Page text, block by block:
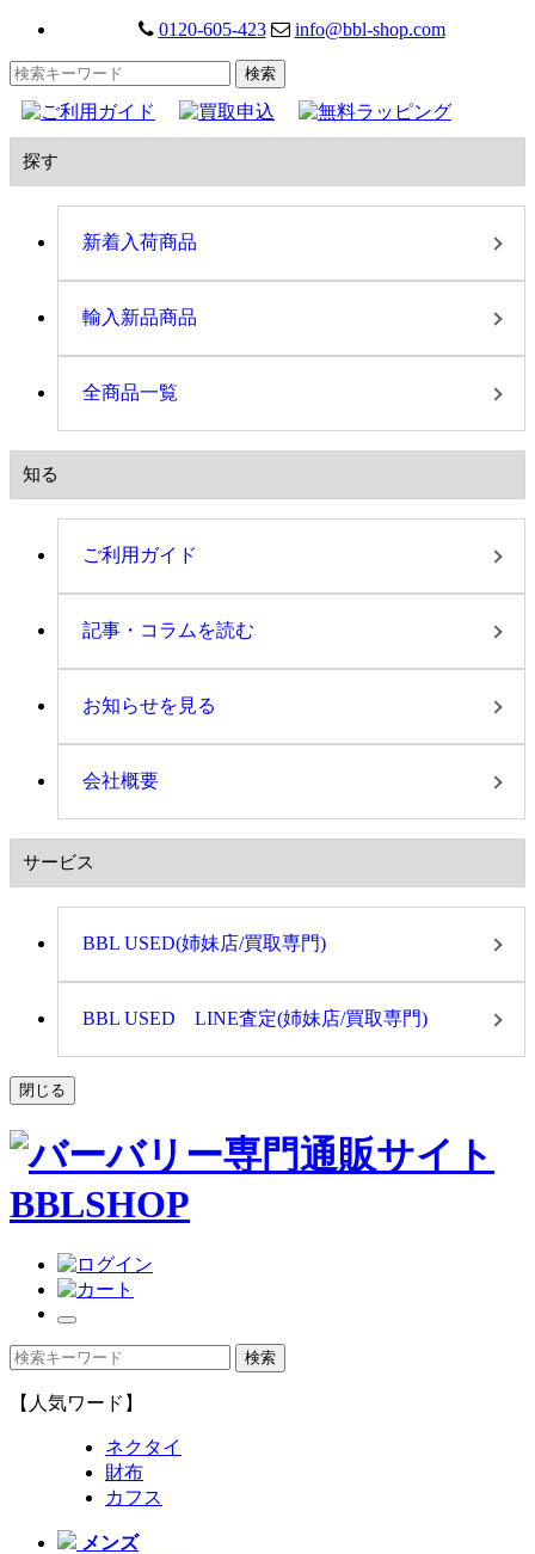
0120-605-423 info@bbl-shop.com
探す
新着入荷商品
輸入新品商品
全商品一覧
知る
ご利用ガイド
記事・コラムを読む
お知らせを見る
会社概要
サービス
BBL USED(姉妹店/買取専門)
BBL USED LINE査定(姉妹店/買取専門)
閉じる
【人気ワード】
ネクタイ
財布
カフス
メンズ